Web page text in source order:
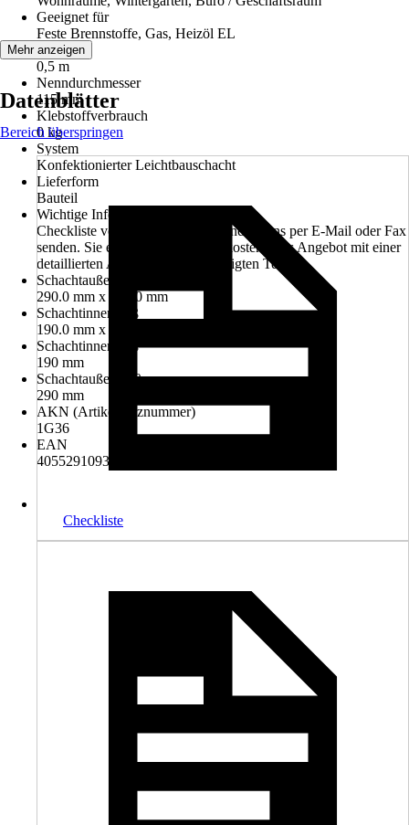
Geeignet für
Feste Brennstoffe, Gas, Heizöl EL
Bauhöhe
0,5 m
Nenndurchmesser
115 mm
Klebstoffverbrauch
0 kg
System
Konfektionierter Leichtbauschacht
Lieferform
Bauteil
Wichtige Information
Checkliste vollständig ausfüllen und an uns per E-Mail oder Fax
senden. Sie erhalten von uns ein kostenfreies Angebot mit einer
detaillierten Auflistung aller benötigten Teile
Schachtaußenmaß
290.0 mm x 290.0 mm
Schachtinnenmaß
190.0 mm x 190.0 mm
Schachtinnenmaß
190 mm
Schachtaußenmaß
290 mm
AKN (Artikelkurznummer)
1G36
EAN
4055291093985
Mehr anzeigen
Datenblätter
Bereich überspringen
Checkliste